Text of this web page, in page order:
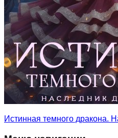
Истинная темного дракона.